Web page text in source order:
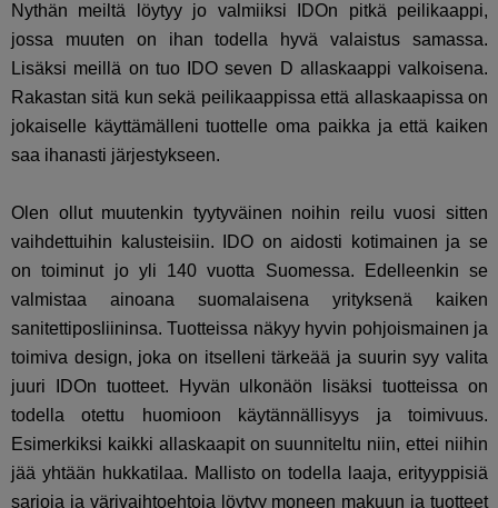
Nythän meiltä löytyy jo valmiiksi IDOn pitkä peilikaappi,
jossa muuten on ihan todella hyvä valaistus samassa.
Lisäksi meillä on tuo IDO seven D allaskaappi valkoisena.
Rakastan sitä kun sekä peilikaappissa että allaskaapissa on
jokaiselle käyttämälleni tuottelle oma paikka ja että kaiken
saa ihanasti järjestykseen.
Olen ollut muutenkin tyytyväinen noihin reilu vuosi sitten
vaihdettuihin kalusteisiin. IDO on aidosti kotimainen ja se
ontoiminut jo yli 140 vuotta Suomessa. Edelleenkin se
valmistaa ainoana suomalaisena yrityksenä kaiken
sanitettiposliininsa. Tuotteissa näkyy hyvin pohjoismainen ja
toimiva design, joka on itselleni tärkeää ja suurin syy valita
juuri IDOn tuotteet. Hyvän ulkonäön lisäksi tuotteissa on
todella otettu huomioon käytännällisyys ja toimivuus.
Esimerkiksi kaikki allaskaapit on suunniteltu niin, ettei niihin
jää yhtään hukkatilaa. Mallisto on todella laaja, erityyppisiä
sarjoja ja värivaihtoehtoja löytyy moneen makuun ja tuotteet